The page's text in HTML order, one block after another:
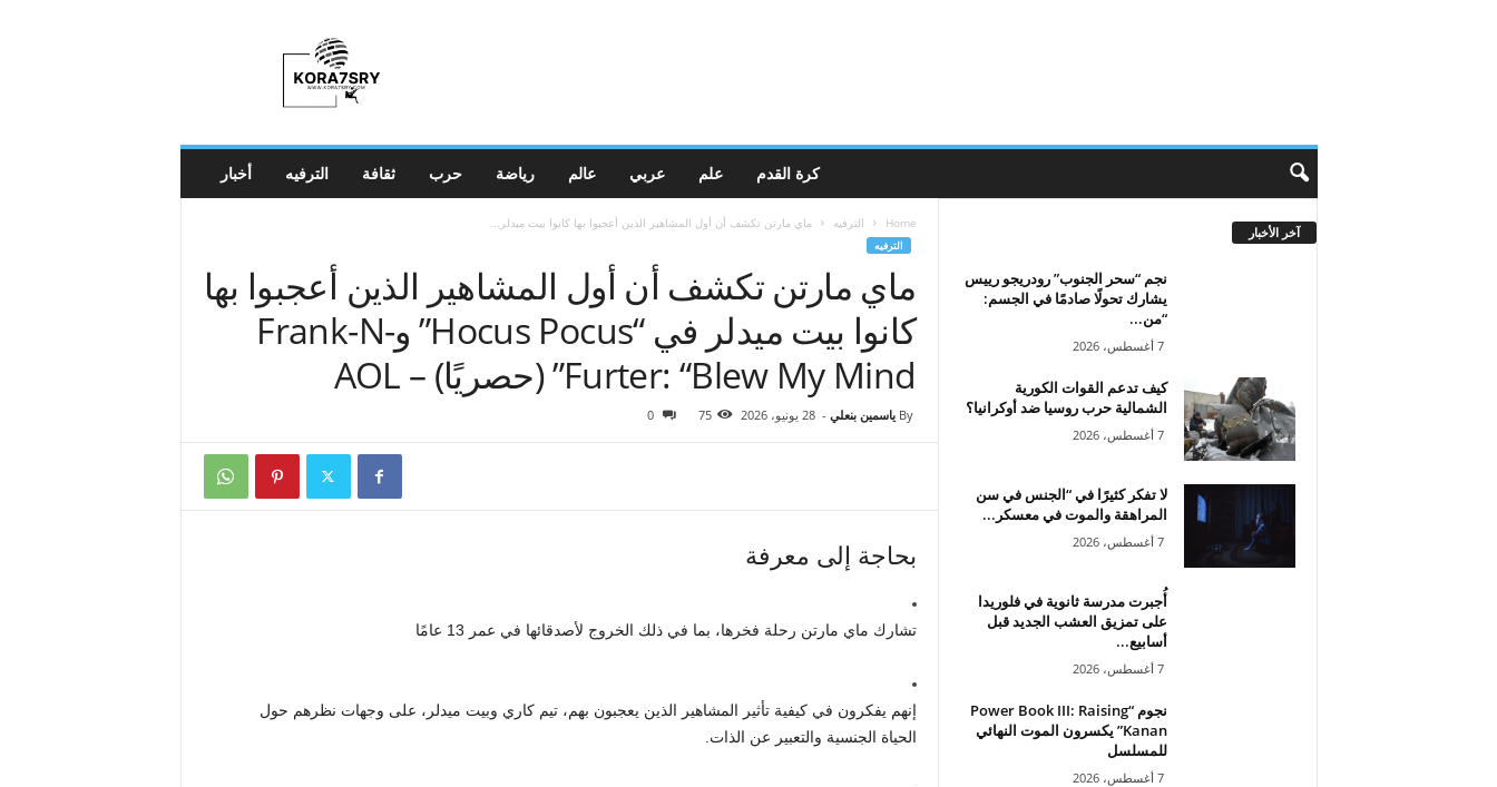
أخبار الترفيه ثقافة حرب رياضة عالم عربي علم كرة القدم
Home الترفيه ماي مارتن تكشف أن أول المشاهير الذين أعجبوا بها كانوا بيت ميدلر...
الترفيه
ماي مارتن تكشف أن أول المشاهير الذين أعجبوا بها
كانوا بيت ميدلر في “Hocus Pocus” وFrank-N-
Furter: “Blew My Mind” (حصريًا) – AOL
By ياسمين بنعلي - 28 يونيو، 2026 75
0
بحاجة إلى معرفة
تشارك ماي مارتن رحلة فخرها، بما في ذلك الخروج لأصدقائها في عمر 13 عامًا
إنهم يفكرون في كيفية تأثير المشاهير الذين يعجبون بهم، تيم كاري وبيت ميدلر، على وجهات نظرهم حول
الحياة الجنسية والتعبير عن الذات.
آخر الأخبار
نجم “سحر الجنوب” رودريجو رييس
يشارك تحولًا صادمًا في الجسم:
“من...
7 أغسطس، 2026
كيف تدعم القوات الكورية
الشمالية حرب روسيا ضد أوكرانيا؟
7 أغسطس، 2026
لا تفكر كثيرًا في “الجنس في سن
المراهقة والموت في معسكر...
7 أغسطس، 2026
أُجبرت مدرسة ثانوية في فلوريدا
على تمزيق العشب الجديد قبل
أسابيع...
7 أغسطس، 2026
نجوم “Power Book III: Raising
Kanan” يكسرون الموت النهائي
للمسلسل
7 أغسطس، 2026